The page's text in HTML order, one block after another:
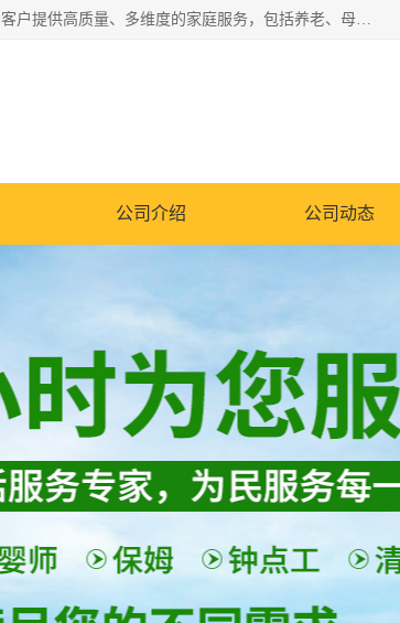
深圳市柏林家政有限公司是一家服务于深圳市民的专业家政公司。致力于为客户提供高质量、多维度的家庭服务，包括养老、母婴、月嫂育婴早教、康复理疗、家电清洗和保洁等方面的专业服务。
公司介绍 公司动态